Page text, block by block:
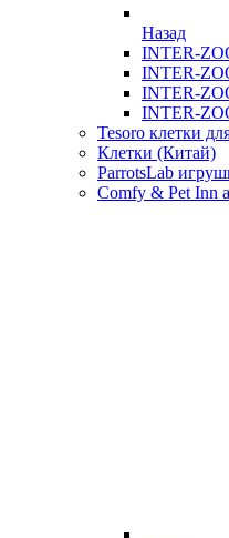
Назад
INTER-
INTER-
INTER-
INTER-
Tesoro клетки
Клетки (Китай)
ParrotsLab
Comfy & Pet Inn